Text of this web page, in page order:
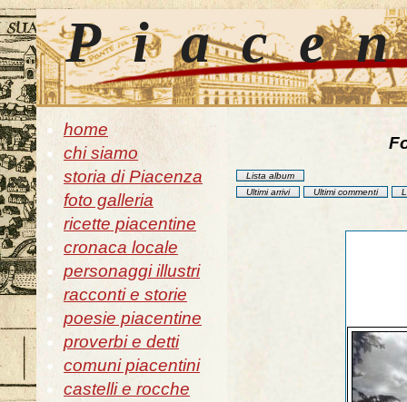
home
chi siamo
storia di Piacenza
foto galleria
ricette piacentine
cronaca locale
personaggi illustri
racconti e storie
poesie piacentine
proverbi e detti
comuni piacentini
castelli e rocche
Lista album
Ultimi arrivi
Ultimi commenti